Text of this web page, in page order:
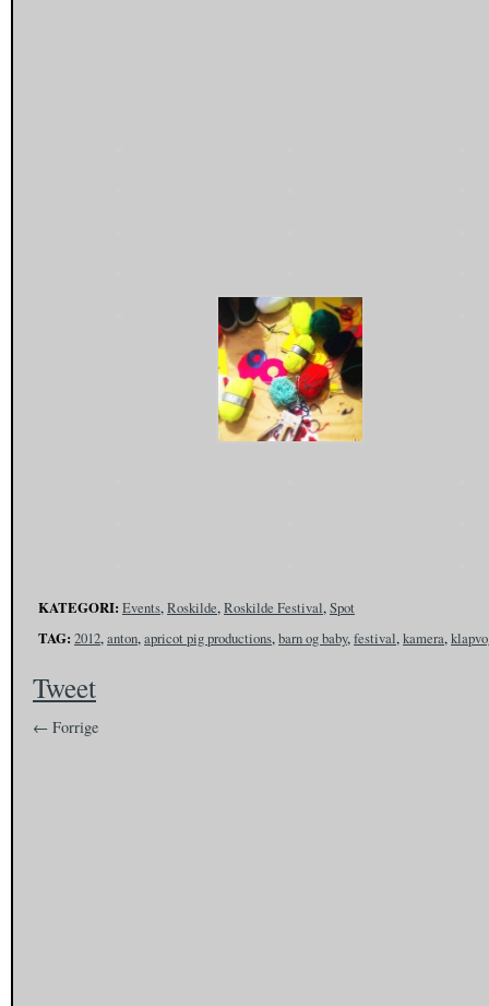
KATEGORI: Events,Roskilde,Roskilde Festival,Spot
TAG: 2012,anton,apricot pig productions,barn og baby,festival,kamera,
Tweet
← Forrige